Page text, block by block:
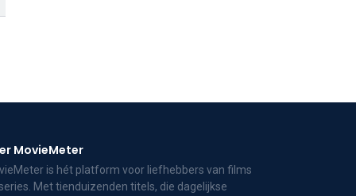
MovieMeter
is hét platform voor liefhebbers van films
Met tienduizenden titels, die dagelijkse